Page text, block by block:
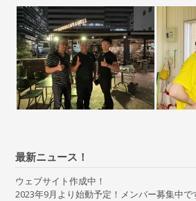
最新ニュース！
ウェブサイト作成中！
2023年9月より始動予定！メンバー募集中で